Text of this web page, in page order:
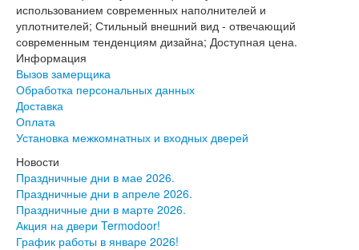
Стокгольм ВФД
Урбан ВФД
Эмалекс ВФД
Фурнитура
Фурнитура Adden bau
Фурнитура Bussare
Распродажа
Натяжные потолки
Окна
Информация
Вызов замерщика
Обработка персональных данных
использованием современных наполнителей и
уплотнителей; Стильный внешний вид - отвечающий
современным тенденциям дизайна; Доступная цена.
Информация
Вызов замерщика
Обработка персональных данных
Доставка
Оплата
Установка межкомнатных и входных дверей
Новости
Праздничные дни в мае 2026.
Праздничные дни в апреле 2026.
Праздничные дни в марте 2026.
Акция на двери Termodoor!
График работы в январе 2026!